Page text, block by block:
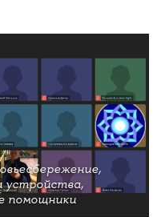
устройства,
помощники